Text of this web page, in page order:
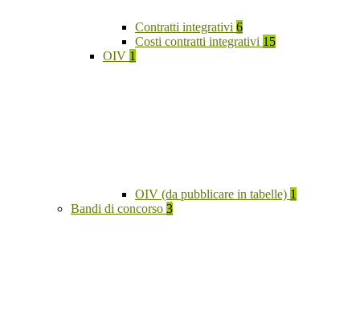
Contratti integrativi 6
Costi contratti integrativi 15
OIV 1
OIV (da pubblicare in tabelle) 1
Bandi di concorso 3